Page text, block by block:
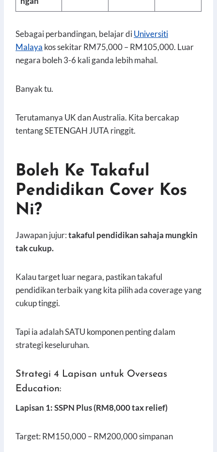
Sebagai perbandingan, belajar diUniversiti
Malaya kos sekitar RM75,000 – RM105,000. Luar
negara boleh 3-6 kali ganda lebih mahal.
Banyak tu.
Terutamanya UK dan Australia. Kita bercakap
tentang SETENGAH JUTA ringgit.
Boleh Ke Takaful
Pendidikan Cover Kos
Ni?
Jawapan jujur:takaful pendidikan sahaja mungkin
tak cukup.
Kalau target luar negara, pastikan takaful
pendidikan terbaik yang kita pilih ada coverage yang
cukup tinggi.
Tapi ia adalah SATU komponen penting dalam
strategi keseluruhan.
Strategi 4 Lapisan untuk Overseas
Education:
Lapisan 1: SSPN Plus (RM8,000 tax relief)
Target: RM150,000 – RM200,000 simpanan